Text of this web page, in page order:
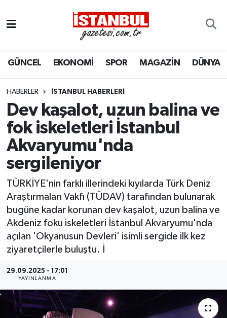
GÜNCEL EKONOMİ SPOR MAGAZİN DÜNYA
HABERLER İSTANBUL HABERLERI
Dev kaşalot, uzun balina ve
fok iskeletleri İstanbul
Akvaryumu'nda
sergileniyor
TÜRKİYE'nin farklı illerindeki kıyılarda Türk Deniz
Araştırmaları Vakfı (TÜDAV) tarafından bulunarak
bugüne kadar korunan dev kaşalot, uzun balina ve
Akdeniz foku iskeletleri İstanbul Akvaryumu'nda
açılan 'Okyanusun Devleri’ isimli sergide ilk kez
ziyaretçilerle buluştu. İ
29.09.2025 - 17:01
YAYINLANMA
EKONOMİ
İSTANBUL
DÜNYA
SPOR
MAGAZİN
KÜLTÜR SANAT
SAĞLIK
BİLİM VE TEKNOLOJİ
OTOMOBİL
KURUMSAL
Nöbetçi Eczaneler
Hava Durumu
Trafik Durumu
Süper Lig Puan Durumu ve Fikstür
Tüm Manşetler
Son Dakika Haberleri
Haber Arşivi